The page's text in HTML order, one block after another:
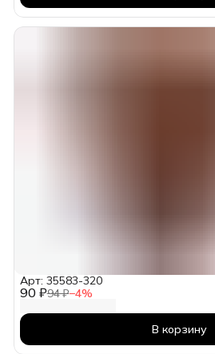
90 ₽94 ₽−4%
Арт: 35583-320
В корзину